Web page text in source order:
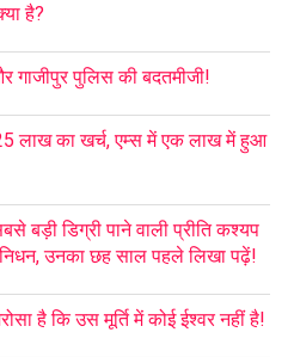
है?
गाजीपुर पुलिस की बदतमीजी!
लाख का खर्च, एम्स में एक लाख में हुआ
बड़ी डिग्री पाने वाली प्रीति कश्यप
उनका छह साल पहले लिखा पढ़ें!
है कि उस मूर्ति में कोई ईश्वर नहीं है!